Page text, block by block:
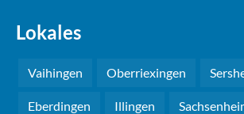
Lokales
Vaihingen Oberriexingen
Eberdingen Illingen